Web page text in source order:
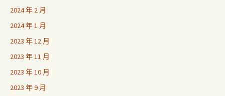
2024 年 2 月
2024 年 1 月
2023 年 12 月
2023 年 11 月
2023 年 10 月
2023 年 9 月